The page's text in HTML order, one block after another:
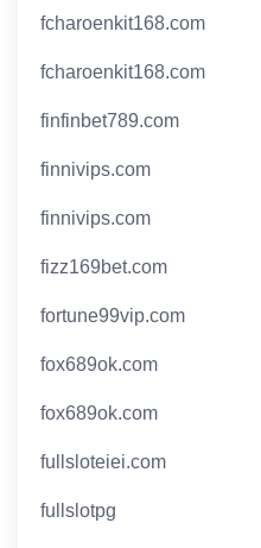
fcharoenkit168.com
fcharoenkit168.com
finfinbet789.com
finnivips.com
finnivips.com
fizz169bet.com
fortune99vip.com
fox689ok.com
fox689ok.com
fullsloteiei.com
fullslotpg